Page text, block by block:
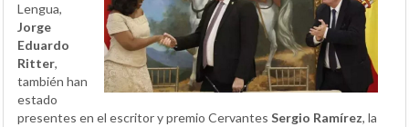
Lengua,
Jorge
Eduardo
Ritter,
también han
estado
presentes en el escritor y premio Cervantes Sergio Ramírez, la